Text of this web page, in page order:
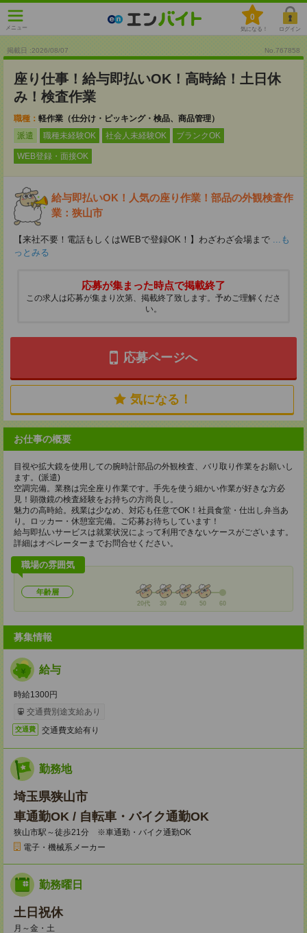
メニュー
0
気になる！ ログイン
掲載日 :2026/08/07 No.767858
座り仕事！給与即払いOK！高時給！土日休
み！検査作業
職種： 軽作業（仕分け・ピッキング・検品、商品管理）
派遣
職種未経験OK 社会人未経験OK ブランクOK
WEB登録・面接OK
給与即払いOK！人気の座り作業！部品の外観検査作
業：狭山市
【来社不要！電話もしくはWEBで登録OK！】わざわざ会場まで ...も
っとみる
応募が集まった時点で掲載終了
この求人は応募が集まり次第、掲載終了致します。予めご理解くださ
い。
応募ページへ
気になる！
お仕事の概要
目視や拡大鏡を使用しての腕時計部品の外観検査、バリ取り作業をお願いし
ます。(派遣)
空調完備。業務は完全座り作業です。手先を使う細かい作業が好きな方必
見！顕微鏡の検査経験をお持ちの方尚良し。
魅力の高時給。残業は少なめ、対応も任意でOK！社員食堂・仕出し弁当あ
り。ロッカー・休憩室完備。ご応募お待ちしています！
給与即払いサービスは就業状況によって利用できないケースがございます。
詳細はオペレーターまでお問合せください。
職場の雰囲気
年齢層
20代 30 40 50 60
募集情報
給与
時給1300円
交通費別途支給あり
交通費 交通費支給有り
勤務地
埼玉県狭山市
車通勤OK / 自転車・バイク通勤OK
狭山市駅～徒歩21分 ※車通勤・バイク通勤OK
電子・機械系メーカー
勤務曜日
土日祝休
月～金・土